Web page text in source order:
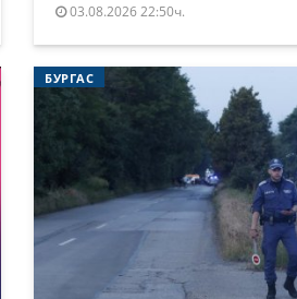
03.08.2026 22:50ч.
БУРГАС